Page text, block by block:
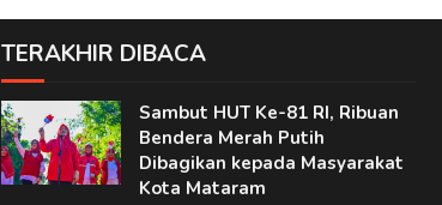
TERAKHIR DIBACA
Sambut HUT Ke-81 RI, Ribuan
Bendera Merah Putih
Dibagikan kepada Masyarakat
Kota Mataram